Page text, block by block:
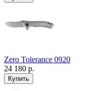
Zero Tolerance 0920
24 180 р.